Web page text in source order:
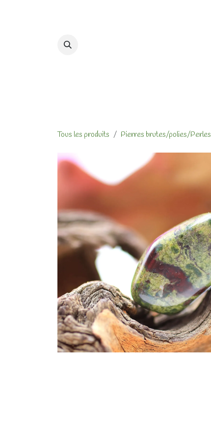
Tous les produits Pierres brutes/polies/Perles